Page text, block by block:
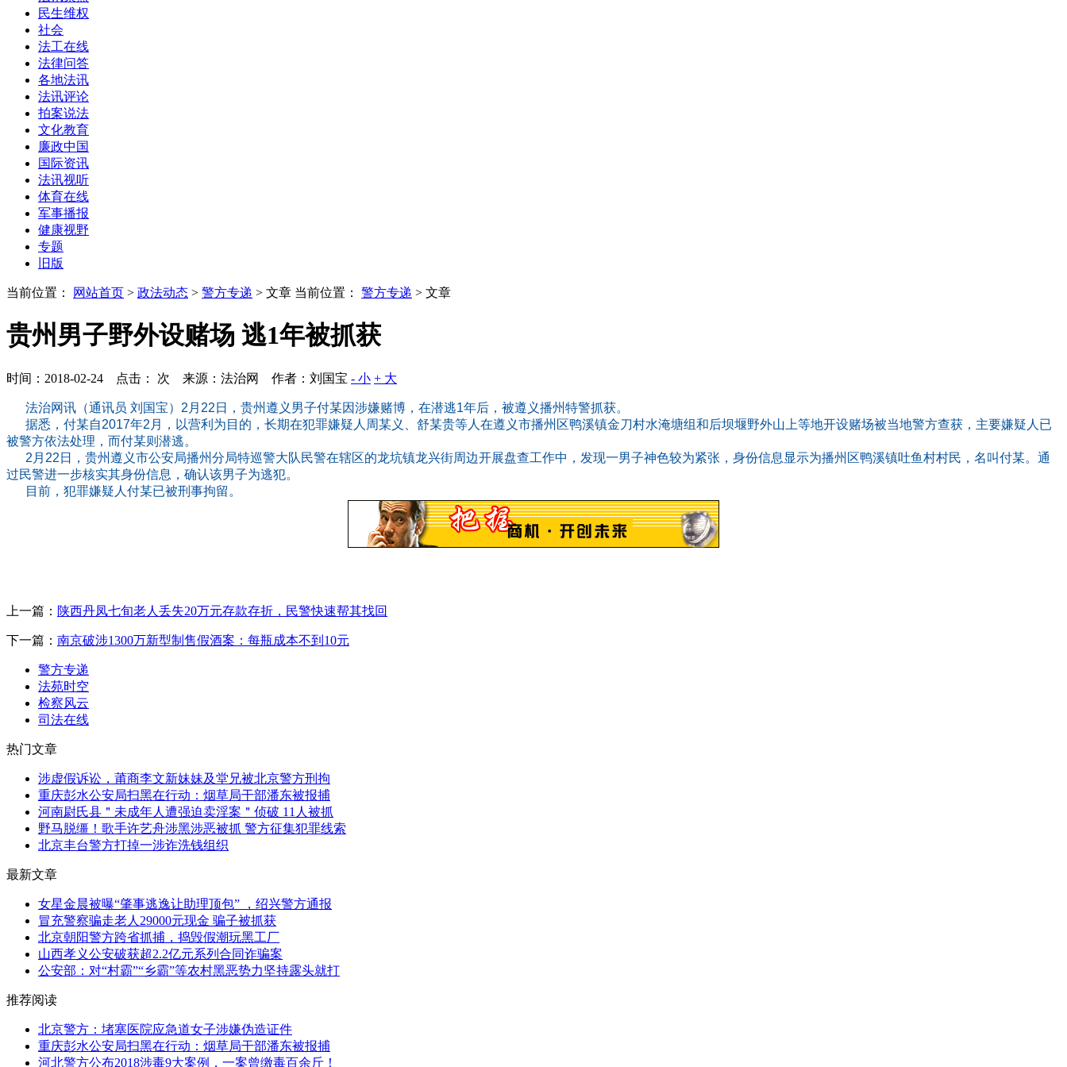
民生维权
社会
法工在线
法律问答
各地法讯
法讯评论
拍案说法
文化教育
廉政中国
国际资讯
法讯视听
体育在线
军事播报
健康视野
专题
旧版
当前位置： 网站首页 > 政法动态 > 警方专递 > 文章 当前位置： 警方专递 > 文章
贵州男子野外设赌场 逃1年被抓获
时间：2018-02-24 点击： 次 来源：法治网 作者：刘国宝 - 小 + 大
法治网讯（通讯员 刘国宝）2月22日，贵州遵义男子付某因涉嫌赌博，在潜逃1年后，被遵义播州特警抓获。
据悉，付某自2017年2月，以营利为目的，长期在犯罪嫌疑人周某义、舒某贵等人在遵义市播州区鸭溪镇金刀村水淹塘组和后坝堰野外山上等地开设赌场被当地警方查获，主要嫌疑人已
被警方依法处理，而付某则潜逃。
2月22日，贵州遵义市公安局播州分局特巡警大队民警在辖区的龙坑镇龙兴街周边开展盘查工作中，发现一男子神色较为紧张，身份信息显示为播州区鸭溪镇吐鱼村村民，名叫付某。通
过民警进一步核实其身份信息，确认该男子为逃犯。
目前，犯罪嫌疑人付某已被刑事拘留。
上一篇： 陕西丹凤七旬老人丢失20万元存款存折，民警快速帮其找回
下一篇： 南京破涉1300万新型制售假酒案：每瓶成本不到10元
警方专递
法苑时空
检察风云
司法在线
热门文章
涉虚假诉讼，莆商李文新妹妹及堂兄被北京警方刑拘
重庆彭水公安局扫黑在行动：烟草局干部潘东被报捕
河南尉氏县＂未成年人遭强迫卖淫案＂侦破 11人被抓
野马脱缰！歌手许艺舟涉黑涉恶被抓 警方征集犯罪线索
北京丰台警方打掉一涉诈洗钱组织
最新文章
女星金晨被曝“肇事逃逸让助理顶包” ，绍兴警方通报
冒充警察骗走老人29000元现金 骗子被抓获
北京朝阳警方跨省抓捕，捣毁假潮玩黑工厂
山西孝义公安破获超2.2亿元系列合同诈骗案
公安部：对“村霸”“乡霸”等农村黑恶势力坚持露头就打
推荐阅读
北京警方：堵塞医院应急道女子涉嫌伪造证件
重庆彭水公安局扫黑在行动：烟草局干部潘东被报捕
河北警方公布2018涉毒9大案例，一案曾缴毒百余斤！